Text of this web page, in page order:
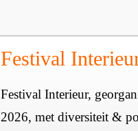
Festival
Festival Interieur,
2026, met diversiteit &